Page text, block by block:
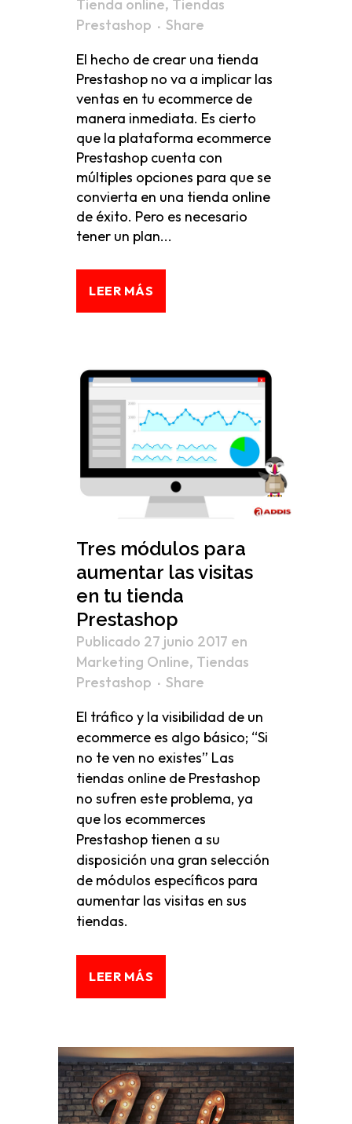
Tienda online, Tiendas
Prestashop
Share
El hecho de crear una tienda
Prestashop no va a implicar las
ventas en tu ecommerce de
manera inmediata. Es cierto
que la plataforma ecommerce
Prestashop cuenta con
múltiples opciones para que se
convierta en una tienda online
de éxito. Pero es necesario
tener un plan...
LEER MÁS
Tres módulos para
aumentar las visitas
en tu tienda
Prestashop
Publicado 27 junio 2017 en
Marketing Online, Tiendas
Prestashop
Share
El tráfico y la visibilidad de un
ecommerce es algo básico; “Si
no te ven no existes” Las
tiendas online de Prestashop
no sufren este problema, ya
que los ecommerces
Prestashop tienen a su
disposición una gran selección
de módulos específicos para
aumentar las visitas en sus
tiendas.
LEER MÁS